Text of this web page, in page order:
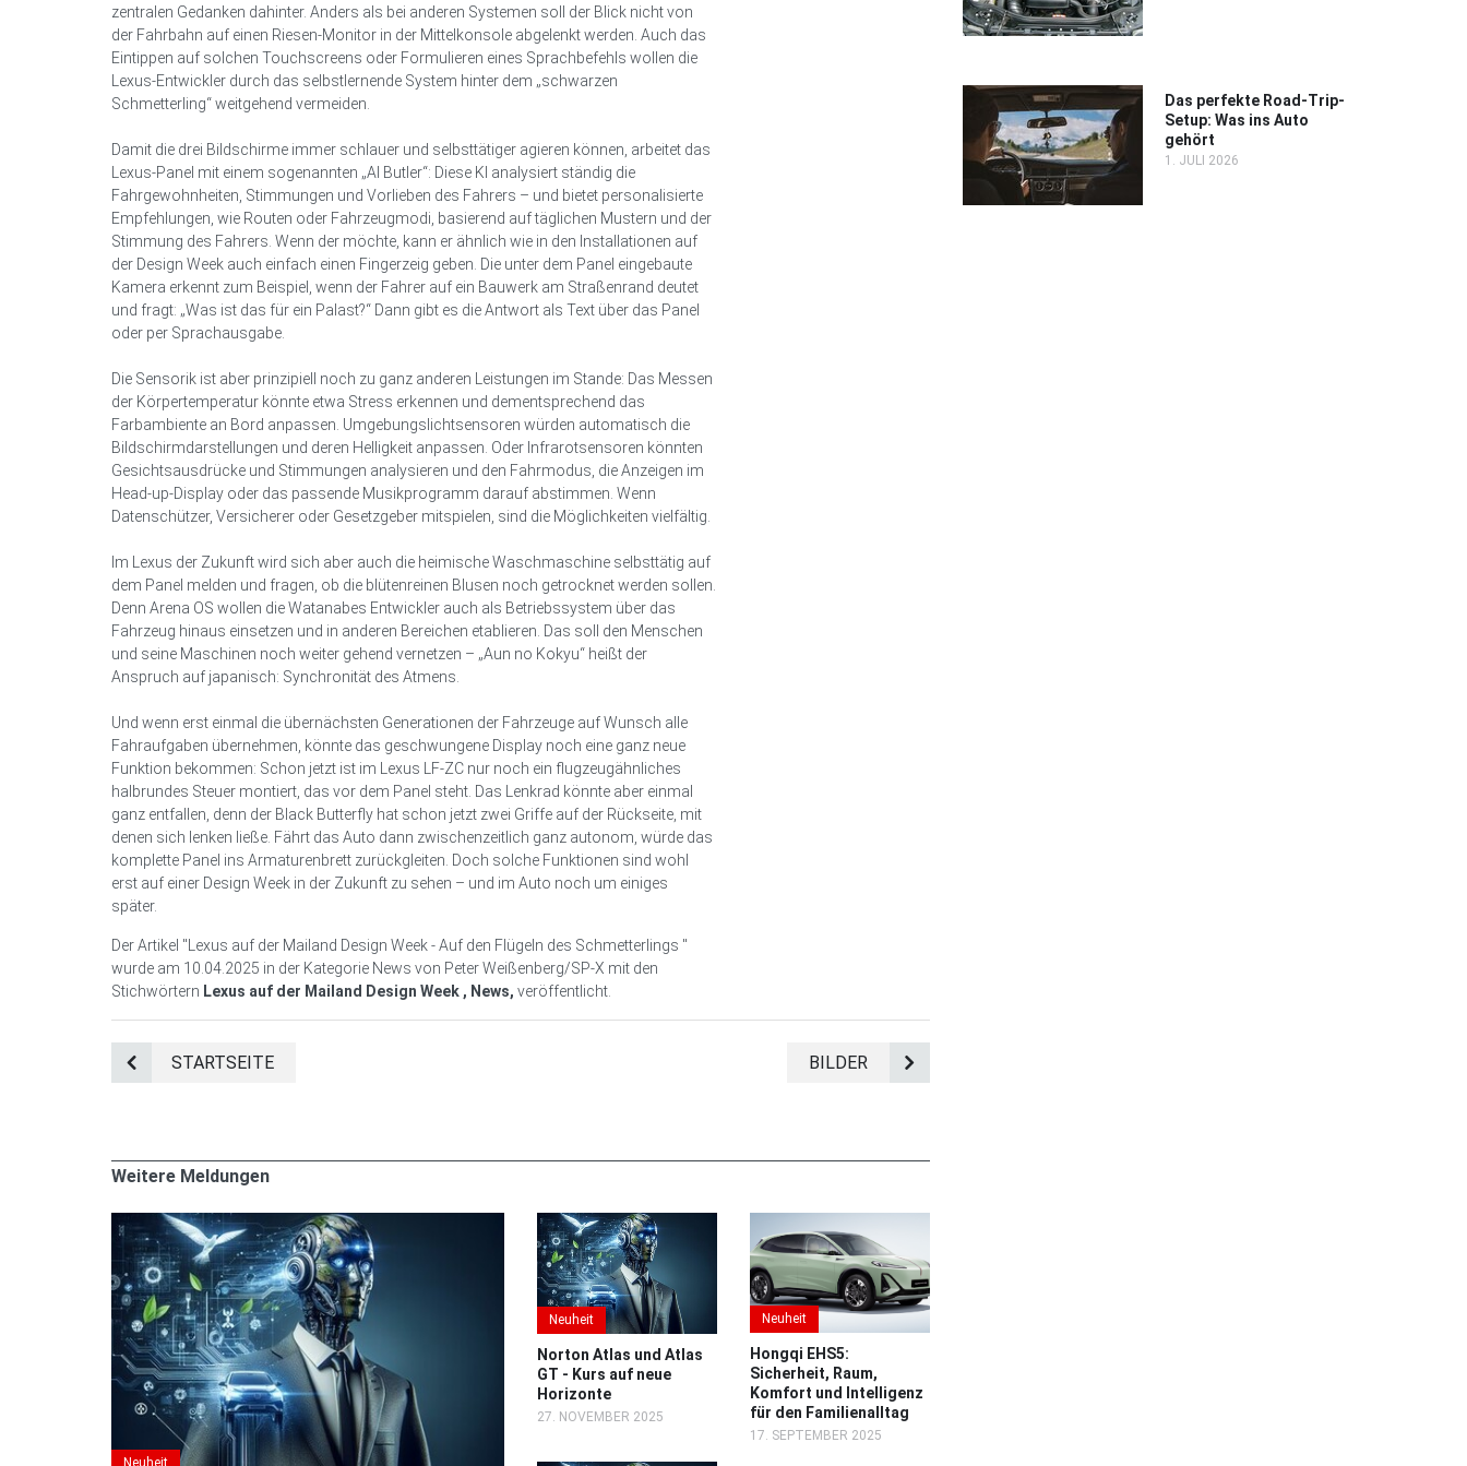
zentralen Gedanken dahinter. Anders als bei anderen Systemen soll der Blick nicht von
der Fahrbahn auf einen Riesen-Monitor in der Mittelkonsole abgelenkt werden. Auch das
Eintippen auf solchen Touchscreens oder Formulieren eines Sprachbefehls wollen die
Lexus-Entwickler durch das selbstlernende System hinter dem „schwarzen
Schmetterling“ weitgehend vermeiden.
Damit die drei Bildschirme immer schlauer und selbsttätiger agieren können, arbeitet das
Lexus-Panel mit einem sogenannten „AI Butler“: Diese KI analysiert ständig die
Fahrgewohnheiten, Stimmungen und Vorlieben des Fahrers – und bietet personalisierte
Empfehlungen, wie Routen oder Fahrzeugmodi, basierend auf täglichen Mustern und der
Stimmung des Fahrers. Wenn der möchte, kann er ähnlich wie in den Installationen auf
der Design Week auch einfach einen Fingerzeig geben. Die unter dem Panel eingebaute
Kamera erkennt zum Beispiel, wenn der Fahrer auf ein Bauwerk am Straßenrand deutet
und fragt: „Was ist das für ein Palast?“ Dann gibt es die Antwort als Text über das Panel
oder per Sprachausgabe.
Die Sensorik ist aber prinzipiell noch zu ganz anderen Leistungen im Stande: Das Messen
der Körpertemperatur könnte etwa Stress erkennen und dementsprechend das
Farbambiente an Bord anpassen. Umgebungslichtsensoren würden automatisch die
Bildschirmdarstellungen und deren Helligkeit anpassen. Oder Infrarotsensoren könnten
Gesichtsausdrücke und Stimmungen analysieren und den Fahrmodus, die Anzeigen im
Head-up-Display oder das passende Musikprogramm darauf abstimmen. Wenn
Datenschützer, Versicherer oder Gesetzgeber mitspielen, sind die Möglichkeiten vielfältig.
Im Lexus der Zukunft wird sich aber auch die heimische Waschmaschine selbsttätig auf
dem Panel melden und fragen, ob die blütenreinen Blusen noch getrocknet werden sollen.
Denn Arena OS wollen die Watanabes Entwickler auch als Betriebssystem über das
Fahrzeug hinaus einsetzen und in anderen Bereichen etablieren. Das soll den Menschen
und seine Maschinen noch weiter gehend vernetzen – „Aun no Kokyu“ heißt der
Anspruch auf japanisch: Synchronität des Atmens.
Und wenn erst einmal die übernächsten Generationen der Fahrzeuge auf Wunsch alle
Fahraufgaben übernehmen, könnte das geschwungene Display noch eine ganz neue
Funktion bekommen: Schon jetzt ist im Lexus LF-ZC nur noch ein flugzeugähnliches
halbrundes Steuer montiert, das vor dem Panel steht. Das Lenkrad könnte aber einmal
ganz entfallen, denn der Black Butterfly hat schon jetzt zwei Griffe auf der Rückseite, mit
denen sich lenken ließe. Fährt das Auto dann zwischenzeitlich ganz autonom, würde das
komplette Panel ins Armaturenbrett zurückgleiten. Doch solche Funktionen sind wohl
erst auf einer Design Week in der Zukunft zu sehen – und im Auto noch um einiges
später.
Der Artikel "Lexus auf der Mailand Design Week - Auf den Flügeln des Schmetterlings "
wurde am 10.04.2025 in der Kategorie News von Peter Weißenberg/SP-X mit den
Stichwörtern Lexus auf der Mailand Design Week , News, veröffentlicht.
STARTSEITE BILDER
Weitere Meldungen
Neuheit
Norton Atlas und Atlas
GT - Kurs auf neue
Horizonte
27. NOVEMBER 2025
Neuheit
Hongqi EHS5:
Sicherheit, Raum,
Komfort und Intelligenz
für den Familienalltag
17. SEPTEMBER 2025
Das perfekte Road-Trip-
Setup: Was ins Auto
gehört
1. JULI 2026